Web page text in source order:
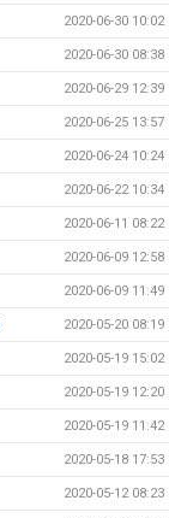
2020-06-30 10:02
2020-06-30 08:38
2020-06-29 12:39
2020-06-25 13:57
2020-06-24 10:24
2020-06-22 10:34
2020-06-11 08:22
2020-06-09 12:58
2020-06-09 11:49
2020-05-20 08:19
2020-05-19 15:02
2020-05-19 12:20
2020-05-19 11:42
2020-05-18 17:53
2020-05-12 08:23